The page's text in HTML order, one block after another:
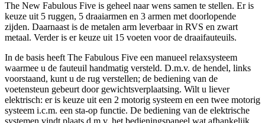
The New Fabulous Five is geheel naar wens samen te stellen. Er is
keuze uit 5 ruggen, 5 draaiarmen en 3 armen met doorlopende
zijden. Daarnaast is de metalen arm leverbaar in RVS en zwart
metaal. Verder is er keuze uit 15 voeten voor de draaifauteuils.
In de basis heeft The Fabulous Five een manueel relaxsysteem
waarmee u de fauteuil handmatig versteld. D.m.v. de hendel, links
voorstaand, kunt u de rug verstellen; de bediening van de
voetensteun gebeurt door gewichtsverplaatsing. Wilt u liever
elektrisch: er is keuze uit een 2 motorig systeem en een twee motorig
systeem i.c.m. een sta-op functie. De bediening van de elektrische